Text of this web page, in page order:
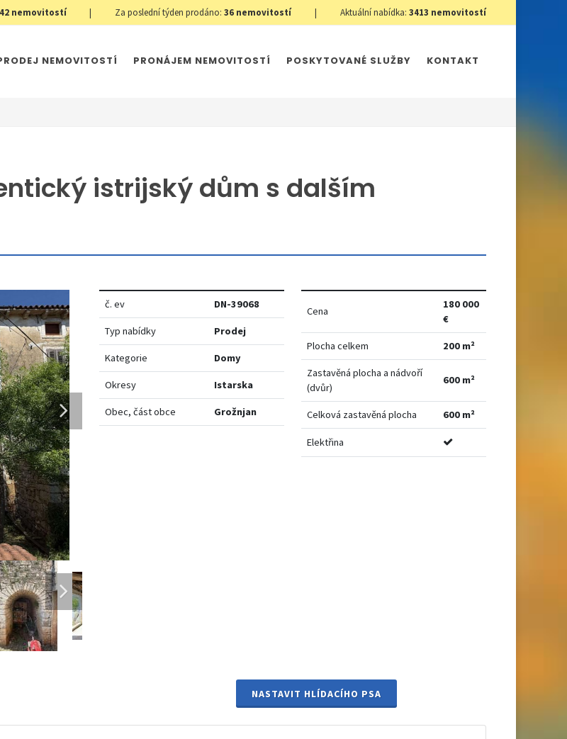
42 nemovitostí | Za poslední týden prodáno:36 nemovitostí | Aktuální nabídka: 3413 nemovitostí
NEMOVITOSTÍ PRONÁJEM NEMOVITOSTÍ POSKYTOVANÉ SLUŽBY KONTAKT
istrijský dům s dalším
č. ev DN-39068
Typ nabídky Prodej
Kategorie Domy
Okresy Istarska
Obec, část obce Grožnjan
Cena
180 000
€
Plocha celkem 200 m²
Zastavěná plocha a nádvoří
(dvůr)
600 m²
Celková zastavěná plocha 600 m²
Elektřina
NASTAVIT HLÍDACÍHO PSA